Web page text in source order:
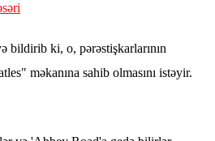
bildirib ki, o, pərəstişkarlarının
məkanına sahib olmasını istəyir.